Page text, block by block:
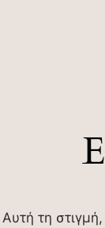
Αυτή τη